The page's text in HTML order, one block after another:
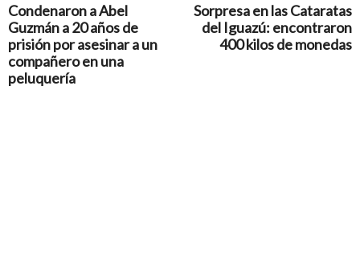
Condenaron a Abel
Guzmán a 20 años de
prisión por asesinar a un
compañero en una
peluquería
Sorpresa en las Cataratas
del Iguazú: encontraron
400 kilos de monedas